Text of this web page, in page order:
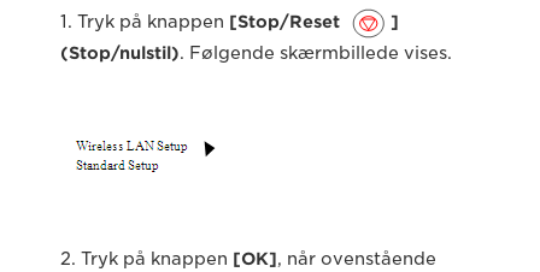
1. Tryk på knappen [Stop/Reset
]
(Stop/nulstil). Følgende skærmbillede vises.
2. Tryk på knappen [OK], når ovenstående